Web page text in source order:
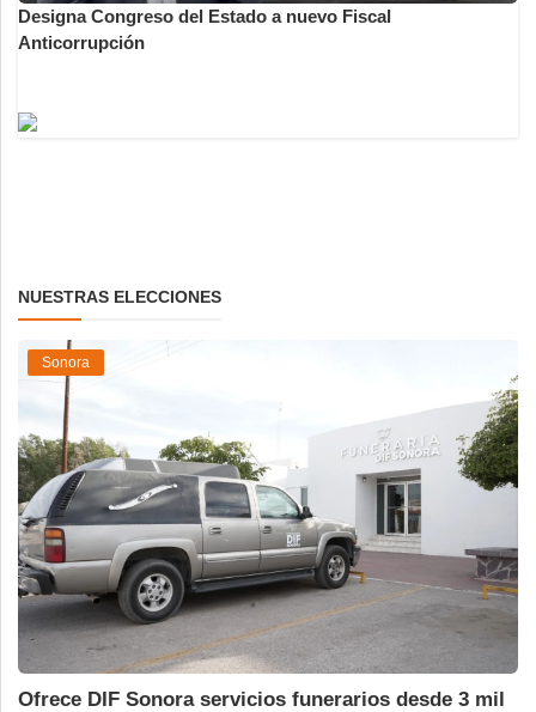
Designa Congreso del Estado a nuevo Fiscal
Anticorrupción
NUESTRAS ELECCIONES
Sonora
Ofrece DIF Sonora servicios funerarios desde 3 mil